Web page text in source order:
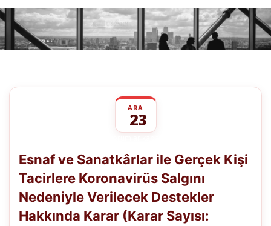
ARA
23
Sanatkârlar
Gerçek
Tacirlere
Koronavirüs
Salgını
Esnaf ve Sanatkârlar ile Gerçek Kişi
Tacirlere Koronavirüs Salgını
Nedeniyle Verilecek Destekler
Hakkında Karar (Karar Sayısı: